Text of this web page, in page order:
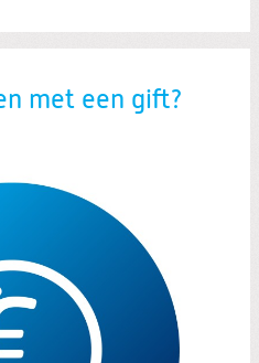
met een gift?